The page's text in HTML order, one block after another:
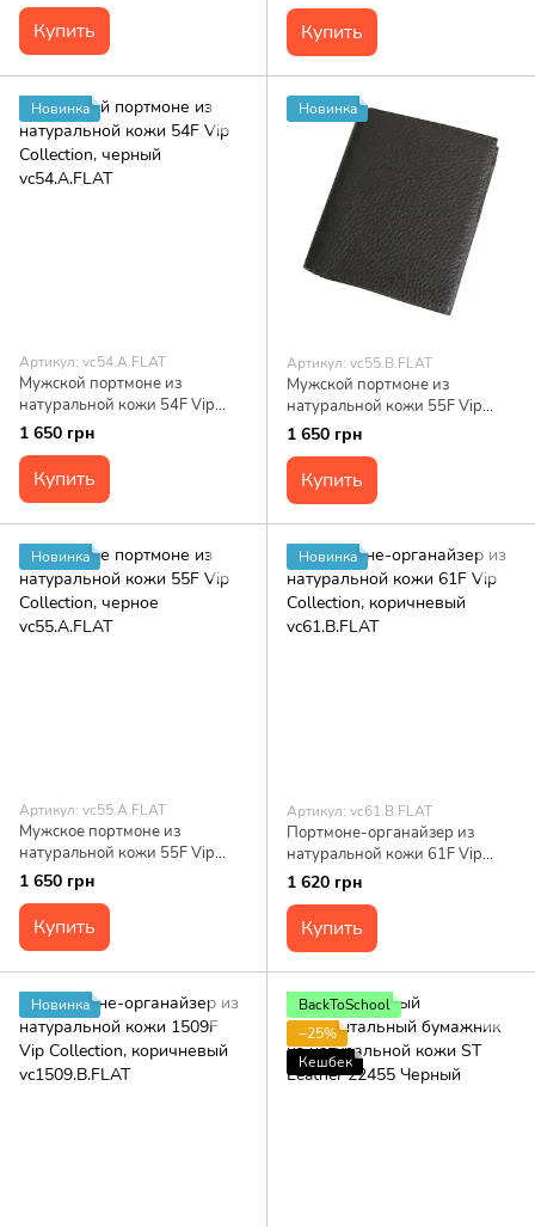
Купить Купить
Новинка
Артикул: vc54.A.FLAT
Мужской портмоне из
натуральной кожи 54F Vip
Collection, черный vc54.A.FLAT
1 650 грн
Купить
Новинка
Артикул: vc55.B.FLAT
Мужской портмоне из
натуральной кожи 55F Vip
Collection, коричневый
vc55.B.FLAT
1 650 грн
Купить
Новинка
Артикул: vc55.A.FLAT
Мужское портмоне из
натуральной кожи 55F Vip
Collection, черное vc55.A.FLAT
1 650 грн
Купить
Новинка
Артикул: vc61.B.FLAT
Портмоне-органайзер из
натуральной кожи 61F Vip
Collection, коричневый
vc61.B.FLAT
1 620 грн
Купить
Новинка
BackToSchool
−25%
Кешбек